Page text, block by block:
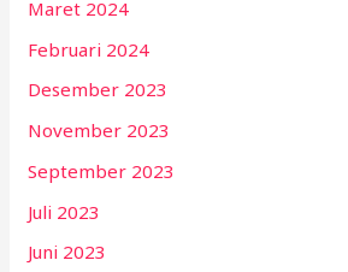
Maret 2024
Februari 2024
Desember 2023
November 2023
September 2023
Juli 2023
Juni 2023